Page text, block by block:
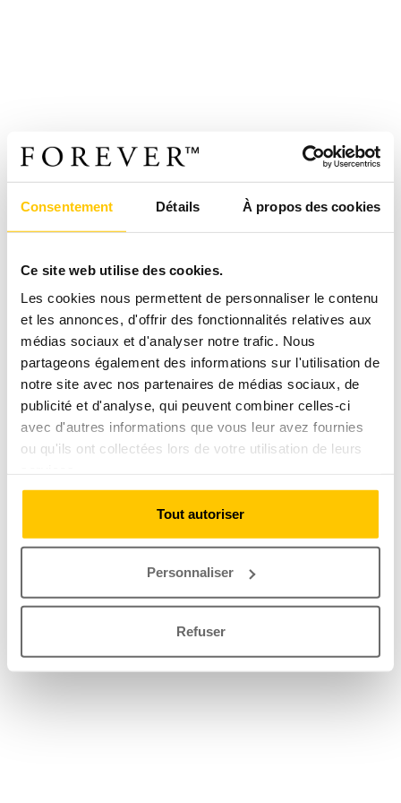
Consentement Détails À propos des cookies
Ce site web utilise des cookies.
Les cookies nous permettent de personnaliser le contenu
et les annonces, d'offrir des fonctionnalités relatives aux
médias sociaux et d'analyser notre trafic. Nous
partageons également des informations sur l'utilisation de
notre site avec nos partenaires de médias sociaux, de
publicité et d'analyse, qui peuvent combiner celles-ci
avec d'autres informations que vous leur avez fournies
ou qu'ils ont collectées lors de votre utilisation de leurs
Tout autoriser
Personnaliser
Refuser